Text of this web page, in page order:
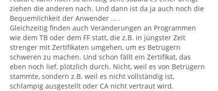
ziehen die anderen nach. Und dann ist da ja auch noch die
Bequemlichkeit der Anwender ... .
Gleichzeitig finden auch Veränderungen an Programmen
wie dem TB oder dem FF statt, die z.B. in jüngster Zeit
strenger mit Zertifikaten umgehen, um es Betrügern
schweren zu machen. Und schon fällt ein Zertifikat, das
eben noch lief, plötzlich durch. Nicht, weil es von Betrügern
stammte, sondern z.B. weil es nicht vollständig ist,
schlampig ausgestellt oder CA nicht vertraut wird.